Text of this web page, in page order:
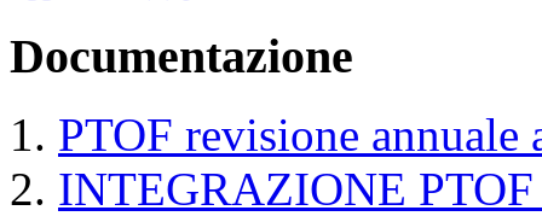
Documentazione
PTOF revisione annuale
INTEGRAZIONE